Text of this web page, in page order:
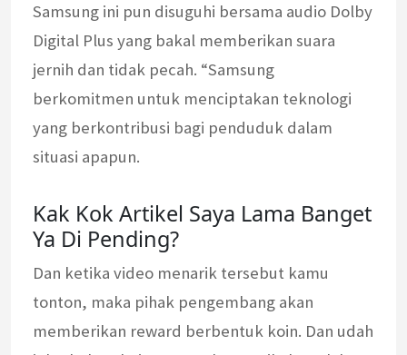
Samsung ini pun disuguhi bersama audio Dolby
Digital Plus yang bakal memberikan suara
jernih dan tidak pecah. “Samsung
berkomitmen untuk menciptakan teknologi
yang berkontribusi bagi penduduk dalam
situasi apapun.
Kak Kok Artikel Saya Lama Banget
Ya Di Pending?
Dan ketika video menarik tersebut kamu
tonton, maka pihak pengembang akan
memberikan reward berbentuk koin. Dan udah